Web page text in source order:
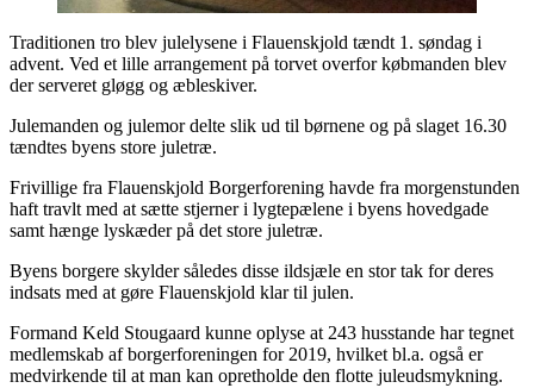
Traditionen tro blev julelysene i Flauenskjold tændt 1. søndag i
advent. Ved et lille arrangement på torvet overfor købmanden blev
der serveret gløgg og æbleskiver.
Julemanden og julemor delte slik ud til børnene og på slaget 16.30
tændtes byens store juletræ.
Frivillige fra Flauenskjold Borgerforening havde fra morgenstunden
haft travlt med at sætte stjerner i lygtepælene i byens hovedgade
samt hænge lyskæder på det store juletræ.
Byens borgere skylder således disse ildsjæle en stor tak for deres
indsats med at gøre Flauenskjold klar til julen.
Formand Keld Stougaard kunne oplyse at 243 husstande har tegnet
medlemskab af borgerforeningen for 2019, hvilket bl.a. også er
medvirkende til at man kan opretholde den flotte juleudsmykning.